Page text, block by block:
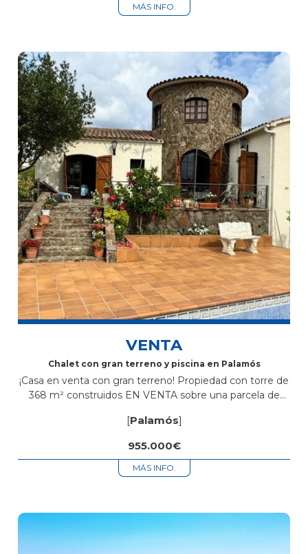
MÁS INFO.
VENTA
Chalet con gran terreno y piscina en Palamós
¡Casa en venta con gran terreno! Propiedad con torre de
368 m² construidos EN VENTA sobre una parcela de
disfrutar...
[Palamós]
955.000€
MÁS INFO.